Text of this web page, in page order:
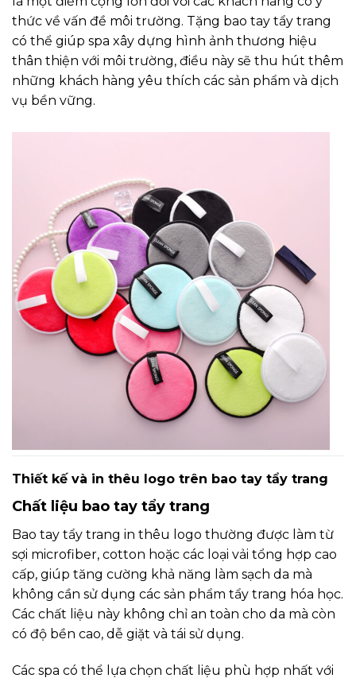
thức về vấn đề môi trường. Tặng bao tay tẩy trang
có thể giúp spa xây dựng hình ảnh thương hiệu
thân thiện với môi trường, điều này sẽ thu hút thêm
những khách hàng yêu thích các sản phẩm và dịch
vụ bền vững.
Thiết kế và in thêu logo trên bao tay tẩy trang
Chất liệu bao tay tẩy trang
Bao tay tẩy trang in thêu logo thường được làm từ
sợi microfiber, cotton hoặc các loại vải tổng hợp cao
cấp, giúp tăng cường khả năng làm sạch da mà
không cần sử dụng các sản phẩm tẩy trang hóa học.
Các chất liệu này không chỉ an toàn cho da mà còn
có độ bền cao, dễ giặt và tái sử dụng.
Các spa có thể lựa chọn chất liệu phù hợp nhất với